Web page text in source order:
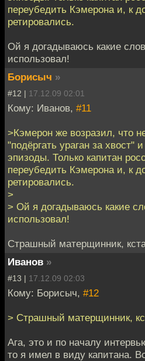
переубедить Кэмерона и, к
ретировались.
Ой я догадываюсь какие
использовал!
Борисыч »
#12 | 17.12.09 02:01
Кому: Иванов, #11
>Кэмерон же возразил, что
"подёргать ураган за хвост"
эпизоды. Только капитан
переубедить Кэмерона и, к
ретировались.
>
> Ой я догадываюсь какие
использовал!
Страшный матерщинник,
Иванов »
#13 | 17.12.09 02:03
Кому: Борисыч, #12
> Страшный матерщинник,
Ага, это и по началу
то я имел в виду капитана.